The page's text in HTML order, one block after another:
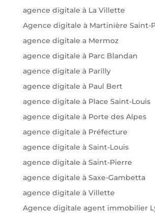
agence digitale à La Villette
Agence digitale à Martinière Saint-
agence digitale a Mermoz
agence digitale à Parc Blandan
agence digitale à Parilly
agence digitale à Paul Bert
agence digitale à Place Saint-Louis
agence digitale à Porte des Alpes
agence digitale à Préfecture
agence digitale à Saint-Louis
agence digitale à Saint-Pierre
agence digitale à Saxe-Gambetta
agence digitale à Villette
Agence digitale agent immobilier